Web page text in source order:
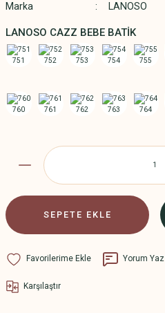
Marka LANOSO
LANOSO CAZZ BEBE BATİK
SEPETE EKLE
Yorum Yaz
Karşılaştır